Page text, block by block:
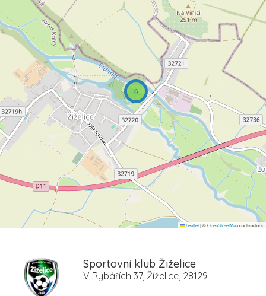
6
Leaflet|©OpenStreetMapcontributors
Sportovní klub Žiželice
V Rybářích 37, Žíželice, 28129